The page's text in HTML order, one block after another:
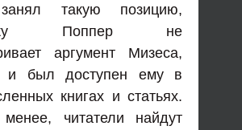
такую ​​позицию,
Поппер не
аргумент Мизеса,
и был доступен ему в
книгах и статьях.
читатели найдут